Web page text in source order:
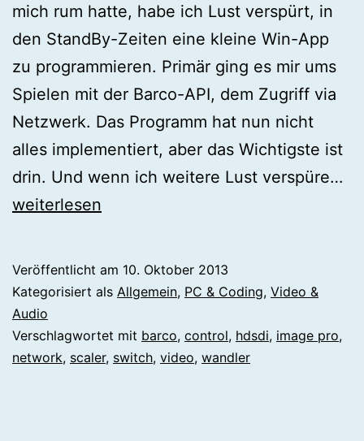
mich rum hatte, habe ich Lust verspürt, in
den StandBy-Zeiten eine kleine Win-App
zu programmieren. Primär ging es mir ums
Spielen mit der Barco-API, dem Zugriff via
Netzwerk. Das Programm hat nun nicht
alles implementiert, aber das Wichtigste ist
drin. Und wenn ich weitere Lust verspüre…
weiterlesen
Veröffentlicht am 10. Oktober 2013
Kategorisiert als Allgemein, PC & Coding, Video &
Audio
Verschlagwortet mit barco, control, hdsdi, image pro,
network, scaler, switch, video, wandler